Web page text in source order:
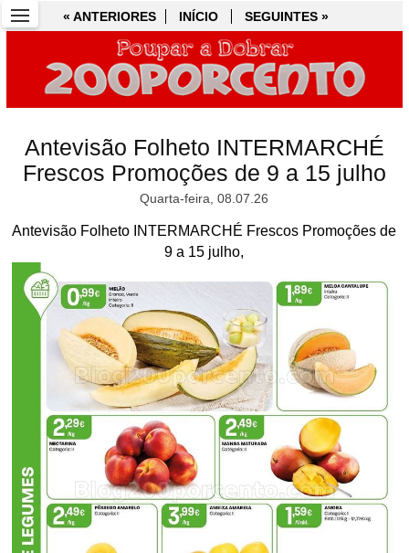
« ANTERIORES INÍCIO SEGUINTES »
Antevisão Folheto INTERMARCHÉ
Frescos Promoções de 9 a 15 julho
Quarta-feira, 08.07.26
Antevisão Folheto INTERMARCHÉ Frescos Promoções de
9 a 15 julho,
« ANTERIORES INÍCIO SEGUINTES »